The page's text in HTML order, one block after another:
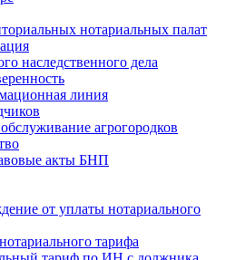
нотариальных палат
наследственного дела
линия
агрогородков
акты БНП
от уплаты нотариального
тарифа